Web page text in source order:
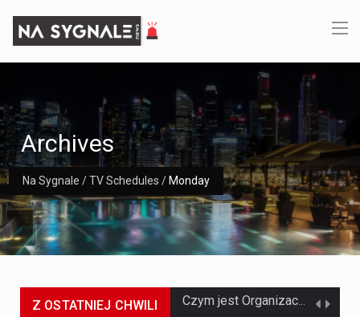
Na Sygnale /TV Schedules / Monday
Archives
Z OSTATNIEJ CHWILI Jaką dynamikę wzrostu PKB przewidują prognozy gospodarcze dla Polski w 2026 roku? Prognozy dotyczące gospodarki Polski na rok 2026 sugerują, że Produkt Krajowy Brutto (PKB)…